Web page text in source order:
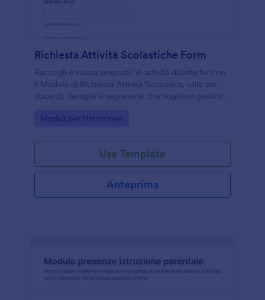
Richiesta Attività Scolastiche Form
Raccogli e valuta proposte di attività didattiche con
il Modulo di Richiesta Attività Scolastica, utile per
docenti, famiglie e segreterie che vogliono gestire la
ordinato.
Go to Category:
Moduli per l'Istruzione
Usa Template
Anteprima